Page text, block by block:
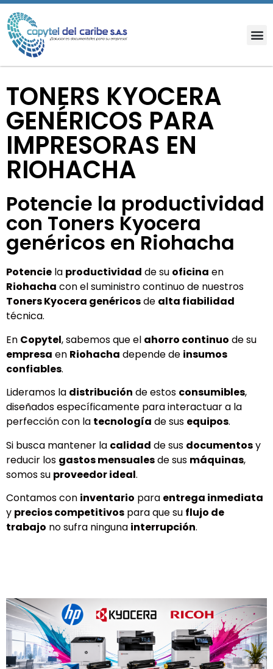
TONERS KYOCERA
GENÉRICOS PARA
IMPRESORAS EN
RIOHACHA
Potencie la productividad
con Toners Kyocera
genéricos en Riohacha
Potencie la productividad de su oficina en
Riohacha con el suministro continuo de nuestros
Toners Kyocera genéricosde alta fiabilidad
técnica.
En Copytel, sabemos que el ahorro continuo de su
empresa en Riohacha depende de insumos
confiables.
Lideramos la distribución de estos consumibles,
diseñados específicamente para interactuar a la
perfección con la tecnología de sus equipos.
Si busca mantener la calidad de sus documentosy
reducir los gastos mensualesde sus máquinas,
somos su proveedor ideal.
Contamos con inventario para entrega inmediata
y precios competitivos para que su flujo de
trabajo no sufra ninguna interrupción.